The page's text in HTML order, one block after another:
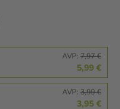
AVP: 7,97 €
5,99 €
AVP: 3,99 €
3,95 €